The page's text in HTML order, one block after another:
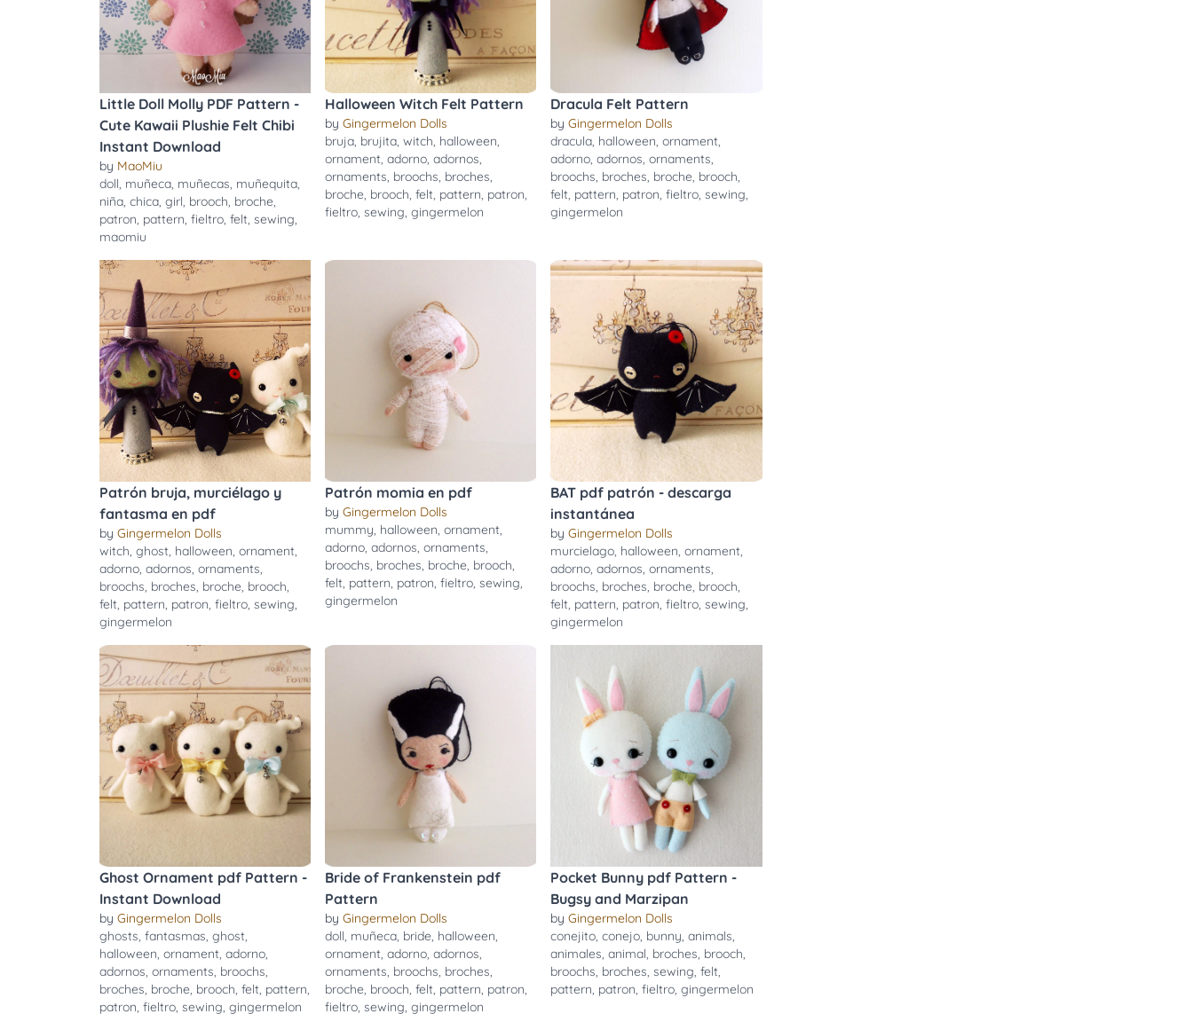
Little Doll Molly PDF Pattern -
Cute Kawaii Plushie Felt Chibi
Instant Download
by MaoMiu
doll, muñeca, muñecas, muñequita,
niña, chica, girl, brooch, broche,
patron, pattern, fieltro, felt, sewing,
maomiu
Halloween Witch Felt Pattern
byGingermelon Dolls
bruja, brujita,witch, halloween,
ornament,adorno,adornos,
ornaments, broochs, broches,
broche, brooch,felt, pattern, patron,
fieltro,sewing,gingermelon
Dracula Felt Pattern
byGingermelon Dolls
dracula, halloween,ornament,
adorno,adornos,ornaments,
broochs, broches, broche, brooch,
felt, pattern, patron,fieltro,sewing,
gingermelon
Patrón bruja, murciélago y
fantasma en pdf
by Gingermelon Dolls
witch, ghost, halloween, ornament,
adorno, adornos, ornaments,
broochs, broches, broche, brooch,
felt, pattern, patron, fieltro, sewing,
gingermelon
Patrón momia en pdf
byGingermelon Dolls
mummy, halloween,ornament,
adorno,adornos,ornaments,
broochs, broches, broche, brooch,
felt, pattern, patron,fieltro,sewing,
gingermelon
BAT pdf patrón - descarga
instantánea
byGingermelon Dolls
murcielago, halloween,ornament,
adorno,adornos,ornaments,
broochs, broches, broche, brooch,
felt, pattern, patron,fieltro,sewing,
gingermelon
Ghost Ornament pdf Pattern -
Instant Download
by Gingermelon Dolls
ghosts, fantasmas, ghost,
halloween, ornament, adorno,
adornos, ornaments, broochs,
broches, broche, brooch, felt, pattern,
patron, fieltro, sewing, gingermelon
Bride of Frankenstein pdf
Pattern
byGingermelon Dolls
doll, muñeca, bride, halloween,
ornament,adorno,adornos,
ornaments, broochs, broches,
broche, brooch,felt, pattern, patron,
fieltro,sewing,gingermelon
Pocket Bunny pdf Pattern -
Bugsy and Marzipan
byGingermelon Dolls
conejito,conejo, bunny,animals,
animales,animal, broches, brooch,
broochs, broches,sewing,felt,
pattern, patron,fieltro,gingermelon